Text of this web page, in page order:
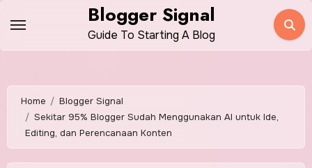
content
Blogger Signal
Guide To Starting A Blog
Home
Blogger Signal
Sekitar 95% Blogger Sudah Menggunakan AI untuk Ide,
Editing, dan Perencanaan Konten